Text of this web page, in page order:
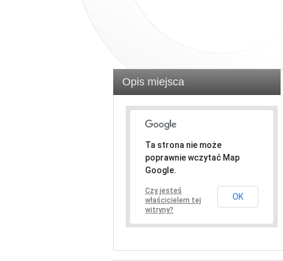
Opis miejsca
Ta strona nie może
poprawnie wczytać Map
Google.
Czy jesteś
właścicielem tej
witryny?
OK